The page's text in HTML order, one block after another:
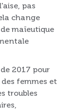
pas
change
maïeutique
2017 pour
femmes et
troubles